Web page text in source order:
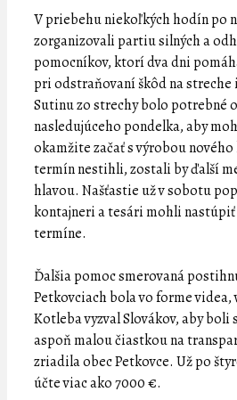
V priebehu niekoľkých hodín po
zorganizovali partiu silných a
pomocníkov, ktorí dva dni
pri odstraňovaní škôd na
Sutinu zo strechy bolo potrebné
nasledujúceho pondelka, aby
okamžite začať s výrobou
termín nestihli, zostali by ďalší
hlavou. Našťastie už v sobotu
kontajneri a tesári mohli
termíne.
Ďalšia pomoc smerovaná
Petkovciach bola vo forme
Kotleba vyzval Slovákov, aby
aspoň malou čiastkou na
zriadila obec Petkovce. Už po
účte viac ako 7000 €.